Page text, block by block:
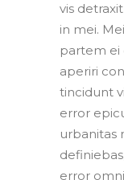
vis
in mei.
partem ei
aperiri
tincidunt
error
urbanitas
error